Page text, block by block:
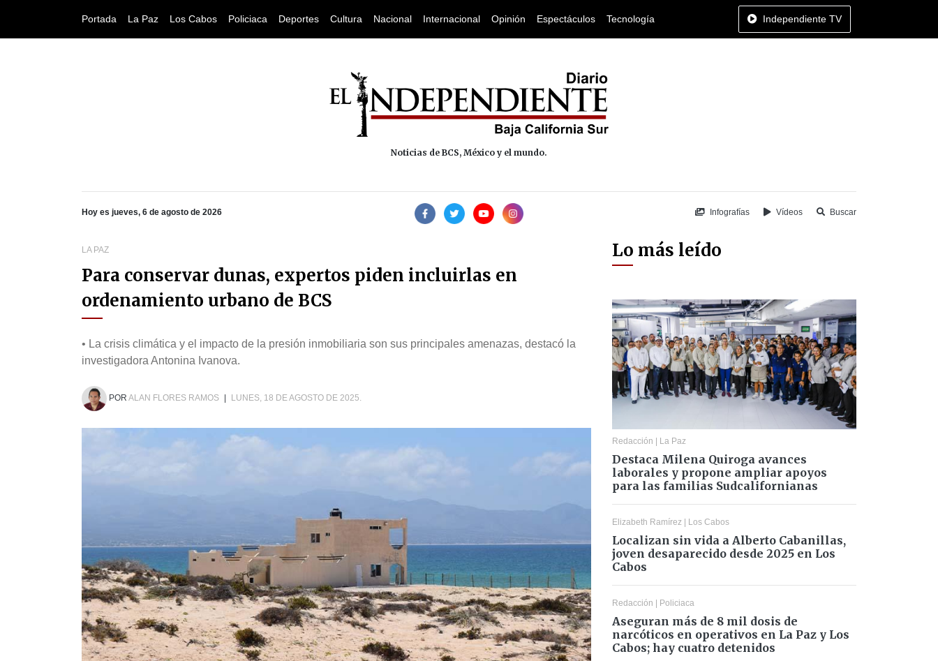
Portada La Paz Los Cabos Policiaca Deportes Cultura Nacional Internacional Opinión Espectáculos Tecnología Independiente TV
Noticias de BCS, México y el mundo.
Hoy es jueves, 6 de agosto de 2026 Infografías Vídeos Buscar
LA PAZ
Para conservar dunas, expertos piden incluirlas en
ordenamiento urbano de BCS
• La crisis climática y el impacto de la presión inmobiliaria son sus principales amenazas, destacó la
investigadora Antonina Ivanova.
POR ALAN FLORES RAMOS LUNES, 18 DE AGOSTO DE 2025.
Lo más leído
Redacción | La Paz
Destaca Milena Quiroga avances
laborales y propone ampliar apoyos
para las familias Sudcalifornianas
Elizabeth Ramírez | Los Cabos
Localizan sin vida a Alberto Cabanillas,
joven desaparecido desde 2025 en Los
Cabos
Redacción | Policiaca
Aseguran más de 8 mil dosis de
narcóticos en operativos en La Paz y Los
Cabos; hay cuatro detenidos